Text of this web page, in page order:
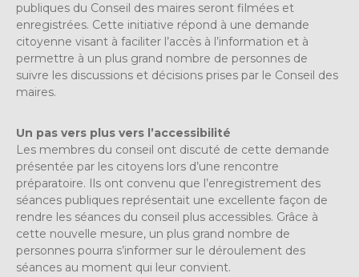
publiques du Conseil des maires seront filmées et
enregistrées. Cette initiative répond à une demande
citoyenne visant à faciliter l’accès à l’information et à
permettre à un plus grand nombre de personnes de
suivre les discussions et décisions prises par le Conseil des
maires.
Un pas vers plus vers l’accessibilité
Les membres du conseil ont discuté de cette demande
présentée par les citoyens lors d’une rencontre
préparatoire. Ils ont convenu que l’enregistrement des
séances publiques représentait une excellente façon de
rendre les séances du conseil plus accessibles. Grâce à
cette nouvelle mesure, un plus grand nombre de
personnes pourra s’informer sur le déroulement des
séances au moment qui leur convient.